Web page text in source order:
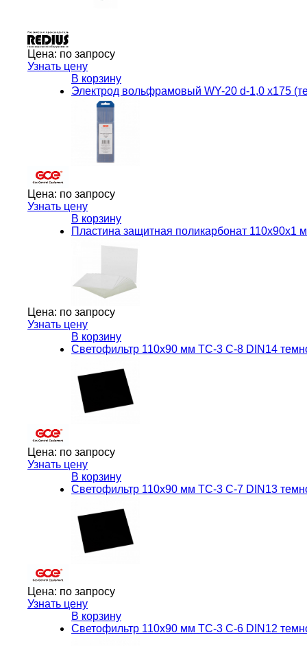
Цена: по запросу
Узнать цену
В корзину
Электрод вольфрамовый WY-20 d-1,0 х175
Цена: по запросу
Узнать цену
В корзину
Пластина защитная поликарбонат 110х90х1
Цена: по запросу
Узнать цену
В корзину
Светофильтр 110х90 мм ТС-3 С-8 DIN14
Цена: по запросу
Узнать цену
В корзину
Светофильтр 110х90 мм ТС-3 С-7 DIN13
Цена: по запросу
Узнать цену
В корзину
Светофильтр 110х90 мм ТС-3 С-6 DIN12